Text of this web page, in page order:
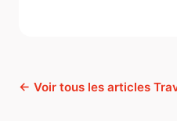
← Voir tous les articles